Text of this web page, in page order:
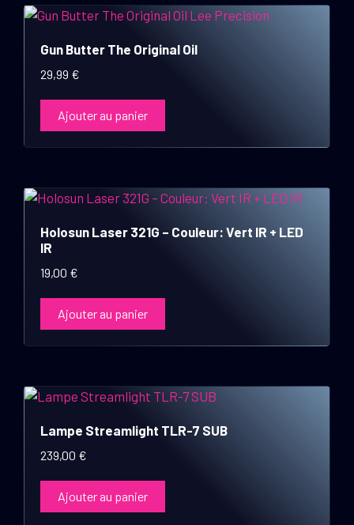
Gun Butter The Original Oil
29,99 €
Ajouter au panier
Holosun Laser 321G – Couleur: Vert IR + LED
IR
19,00 €
Ajouter au panier
Lampe Streamlight TLR-7 SUB
239,00 €
Ajouter au panier